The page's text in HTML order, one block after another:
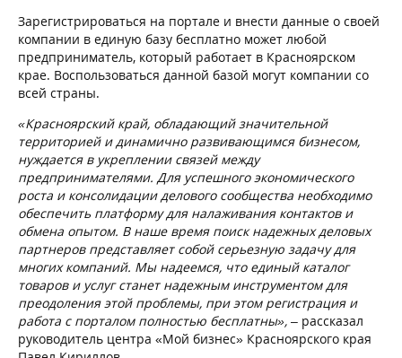
Зарегистрироваться на портале и внести данные о своей
компании в единую базу бесплатно может любой
предприниматель, который работает в Красноярском
крае. Воспользоваться данной базой могут компании со
всей страны.
«Красноярский край, обладающий значительной
территорией и динамично развивающимся бизнесом,
нуждается в укреплении связей между
предпринимателями. Для успешного экономического
роста и консолидации делового сообщества необходимо
обеспечить платформу для налаживания контактов и
обмена опытом. В наше время поиск надежных деловых
партнеров представляет собой серьезную задачу для
многих компаний. Мы надеемся, что единый каталог
товаров и услуг станет надежным инструментом для
преодоления этой проблемы, при этом регистрация и
работа с порталом полностью бесплатны», – рассказал
руководитель центра «Мой бизнес» Красноярского края